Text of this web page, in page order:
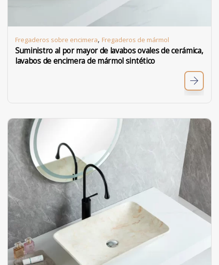
Fregaderos sobre encimera, Fregaderos de mármol
Suministro al por mayor de lavabos ovales de cerámica,
lavabos de encimera de mármol sintético